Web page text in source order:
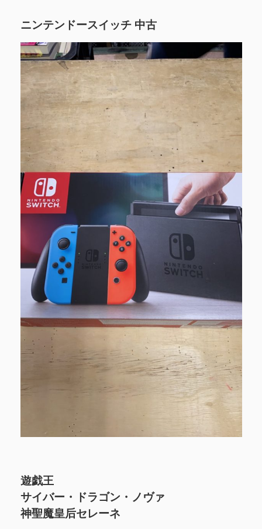
ニンテンドースイッチ 中古
遊戯王
サイバー・ドラゴン・ノヴァ
神聖魔皇后セレーネ